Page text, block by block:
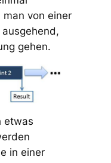
von einer
gehen.
etwas
in einer